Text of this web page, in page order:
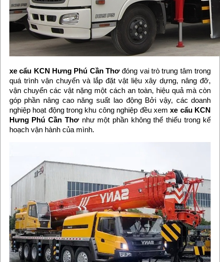
xe cẩu KCN Hưng Phú Cần Thơ đóng vai trò trung tâm trong
quá trình vận chuyển và lắp đặt vật liệu xây dựng, nâng đỡ,
vận chuyển các vật nặng một cách an toàn, hiệu quả mà còn
góp phần nâng cao năng suất lao động Bởi vậy, các doanh
nghiệp hoạt động trong khu công nghiệp đều xemxe cẩu KCN
Hưng Phú Cần Thơnhư một phần không thể thiếu trong kế
hoạch vận hành của mình.